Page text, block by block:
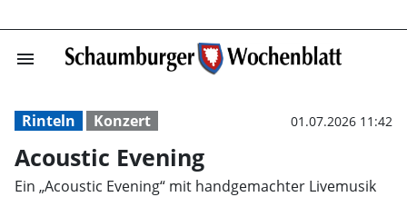
menu Acoustic
Rinteln Konzert 01.07.2026 11:42
Acoustic Evening
Ein „Acoustic Evening“ mit handgemachter Livemusik